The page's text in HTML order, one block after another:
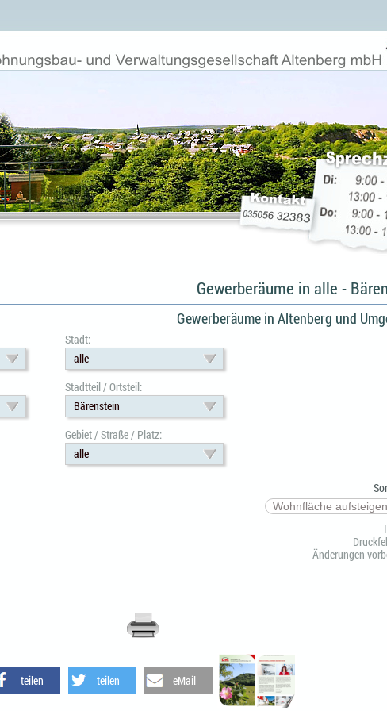
Gewerberäume in alle -
Gewerberäume in Altenberg und
Stadt:
alle
Stadtteil / Ortsteil:
Bärenstein
Gebiet / Straße / Platz:
alle
Änderungen
teilen teilen eMail